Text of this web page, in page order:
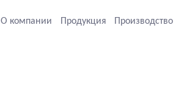
О компании Продукция Производство